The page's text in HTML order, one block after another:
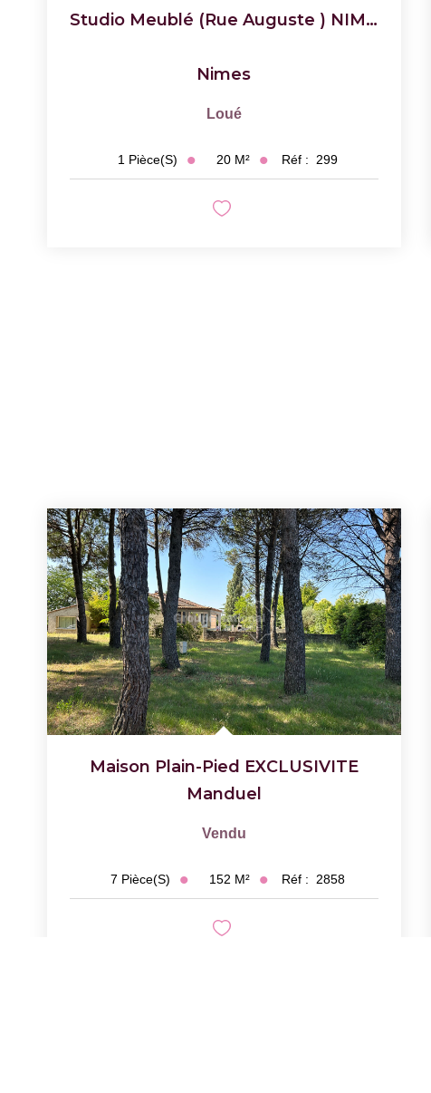
Studio Meublé (rue Auguste ) NIMES
Nimes
Loué
1 Pièce(s) 20 M² Réf : 299
Maison Plain-Pied EXCLUSIVITE
Manduel
Vendu
7 Pièce(s) 152 M² Réf : 2858